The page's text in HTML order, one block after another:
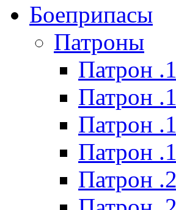
Боеприпасы
Патроны
Патрон
Патрон
Патрон
Патрон
Патрон